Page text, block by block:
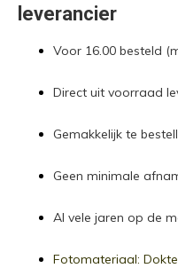
leverancier
Voor 16.00 besteld
Direct uit voorraad
Gemakkelijk te
Geen minimale
Al vele jaren op de
Fotomateriaal: